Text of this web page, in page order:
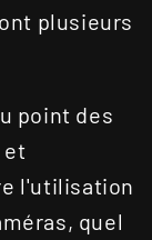
plusieurs
point des
et
l'utilisation
quel